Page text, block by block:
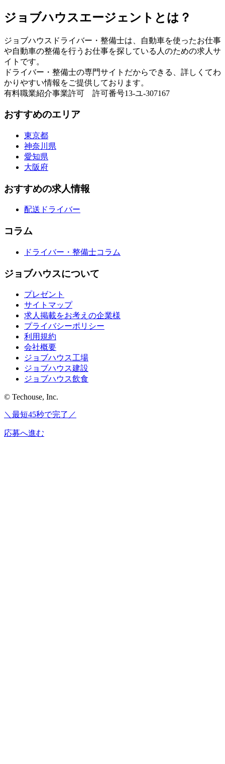
ジョブハウスエージェントとは？
ジョブハウスドライバー・整備士は、自動車を使ったお仕事
や自動車の整備を行うお仕事を探している人のための求人サ
イトです。
ドライバー・整備士の専門サイトだからできる、詳しくてわ
かりやすい情報をご提供しております。
有料職業紹介事業許可 許可番号13-ユ-307167
おすすめのエリア
東京都
神奈川県
愛知県
大阪府
おすすめの求人情報
配送ドライバー
コラム
ドライバー・整備士コラム
ジョブハウスについて
プレゼント
サイトマップ
求人掲載をお考えの企業様
プライバシーポリシー
利用規約
会社概要
ジョブハウス工場
ジョブハウス建設
ジョブハウス飲食
© Techouse, Inc.
＼最短45秒で完了／
応募へ進む